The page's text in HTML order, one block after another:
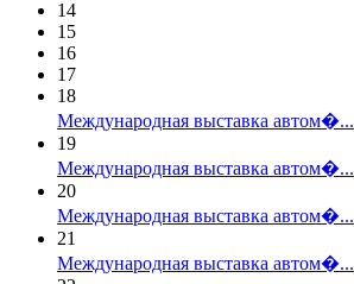
14
15
16
17
18
Международная выставка автом�...
19
Международная выставка автом�...
20
Международная выставка автом�...
21
Международная выставка автом�...